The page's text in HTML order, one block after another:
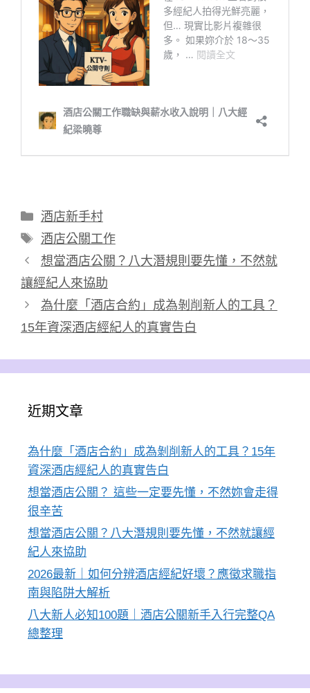
分
類
酒店新手村
標
籤
酒店公關工作
想當酒店公關？八大潛規則要先懂，不然就
讓經紀人來協助
為什麼「酒店合約」成為剝削新人的工具？
15年資深酒店經紀人的真實告白
近期文章
為什麼「酒店合約」成為剝削新人的工具？15年
資深酒店經紀人的真實告白
想當酒店公關？ 這些一定要先懂，不然妳會走得
很辛苦
想當酒店公關？八大潛規則要先懂，不然就讓經
紀人來協助
2026最新｜如何分辨酒店經紀好壞？應徵求職指
南與陷阱大解析
八大新人必知100題｜酒店公關新手入行完整QA
總整理